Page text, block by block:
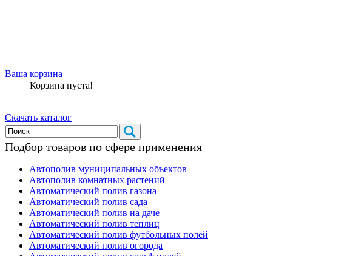
Ваша корзина
Корзина пуста!
Скачать каталог
Подбор товаров по сфере применения
Автополив муниципальных объектов
Автополив комнатных растений
Автоматический полив газона
Автоматический полив сада
Автоматический полив на даче
Автоматический полив теплиц
Автоматический полив футбольных полей
Автоматический полив огорода